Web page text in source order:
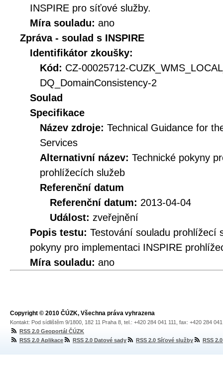
INSPIRE pro síťové služby.
Míra souladu: ano
Zpráva - soulad s INSPIRE
Identifikátor zkoušky:
Kód: CZ-00025712-
DQ_DomainConsistency-2
Soulad
Specifikace
Název zdroje: Technical Guidance for
Services
Alternativní název: Technické pokyny
prohlížecích služeb
Referenční datum
Referenční datum: 2013-04-04
Událost: zveřejnění
Popis testu: Testování souladu prohlížecí
pokyny pro implementaci INSPIRE
Míra souladu: ano
Copyright © 2010 ČÚZK, Všechna práva vyhrazena
Kontakt: Pod sídlištěm 9/1800, 182 11 Praha 8, tel.: +420 284 041 111, fax: +420 284
RSS 2.0 Geoportál ČÚZK
RSS 2.0 Aplikace
RSS 2.0 Datové sady RSS 2.0 Síťové služby RSS